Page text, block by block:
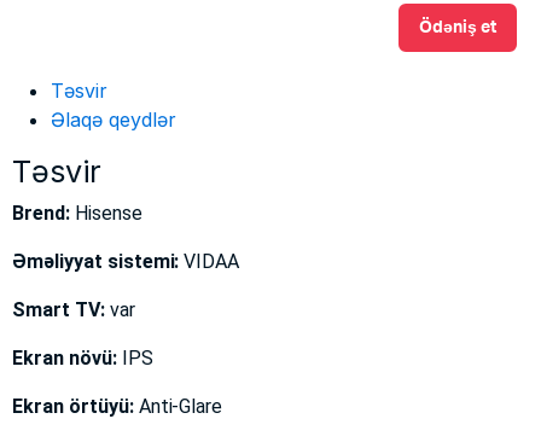
Ödəniş et
Təsvir
Əlaqə qeydlər
Təsvir
Brend:Hisense
Əməliyyat sistemi: VIDAA
Smart TV:var
Ekran növü:IPS
Ekran örtüyü:Anti-Glare